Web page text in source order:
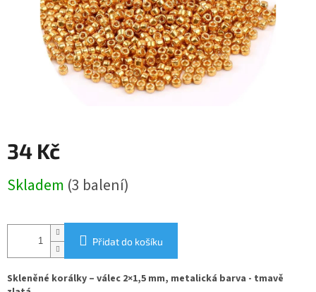
34 Kč
cena:
Skladem (3 balení)
Přidat do košíku
Skleněné korálky – válec 2×1,5 mm, metalická barva - tmavě